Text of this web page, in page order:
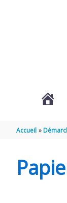
SOUBISE
Accueil